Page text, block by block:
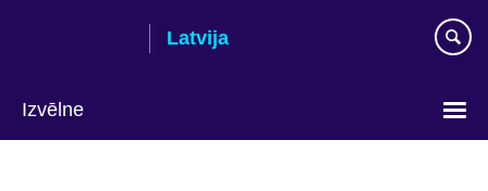
Latvija
Izvēlne